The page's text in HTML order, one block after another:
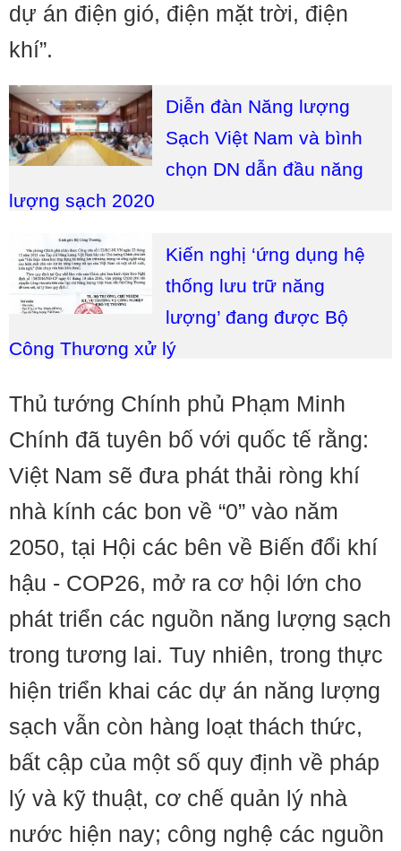
dự án điện gió, điện mặt trời, điện
khí”.
Diễn đàn Năng lượng
Sạch Việt Nam và bình
chọn DN dẫn đầu năng
lượng sạch 2020
Kiến nghị ‘ứng dụng hệ
thống lưu trữ năng
lượng’ đang được Bộ
Công Thương xử lý
Thủ tướng Chính phủ Phạm Minh
Chính đã tuyên bố với quốc tế rằng:
Việt Nam sẽ đưa phát thải ròng khí
nhà kính các bon về “0” vào năm
2050, tại Hội các bên về Biến đổi khí
hậu - COP26, mở ra cơ hội lớn cho
phát triển các nguồn năng lượng sạch
trong tương lai. Tuy nhiên, trong thực
hiện triển khai các dự án năng lượng
sạch vẫn còn hàng loạt thách thức,
bất cập của một số quy định về pháp
lý và kỹ thuật, cơ chế quản lý nhà
nước hiện nay; công nghệ các nguồn